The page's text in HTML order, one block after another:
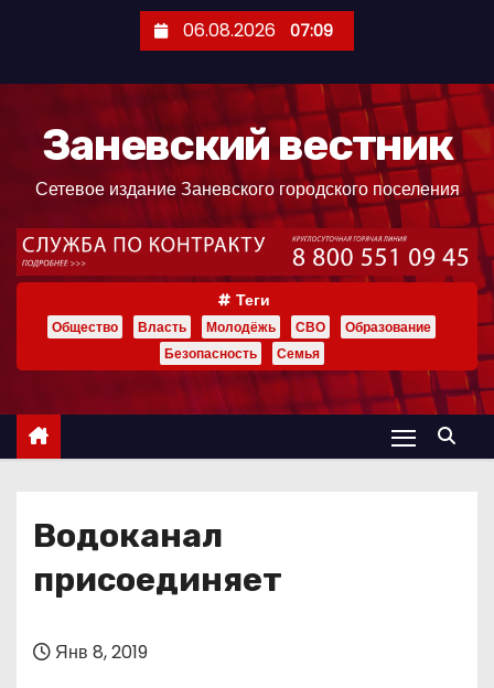
ж
06.08.2026 07:09
Заневский вестник
Сетевое издание Заневского городского поселения
Теги
Общество Власть Молодёжь СВО
Образование
Безопасность
Семья
Водоканал
присоединяет
Янв 8, 2019